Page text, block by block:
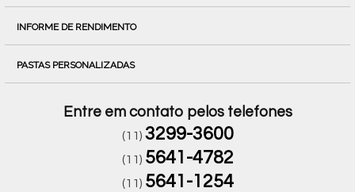
INFORME DE RENDIMENTO
PASTAS PERSONALIZADAS
Entre em contato pelos telefones
(11) 3299-3600
(11) 5641-4782
(11) 5641-1254